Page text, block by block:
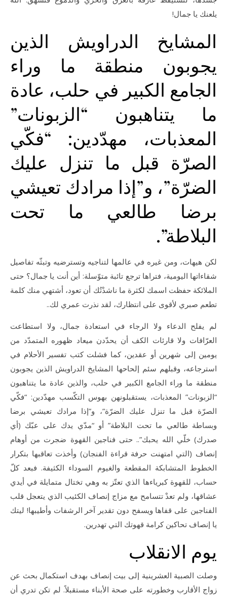
يلعنك يا جمال!
المشايخ الدراويش الذين
يجوبون منطقة ما وراء
الجامع الكبير في حلب، عادة
ما يتناهبون “الزبونات”
المعذبات، مهدّدين: “فكّي
الصرّة قبل ما تنزل عليك
الضرّة”، و”إذا مرادك تعيشي
برضا طالعي ما تحت
البلاطة”.
لكن هيهات، ومن غيره في عالمها لتناجيه وتسترضيه وتبثّه تفاصيل
شقاءاتها اليومية، فتراها ترجع تائبة متوّسلة: أين أنت يا جمال؟ حتى
الملائكة حفظت اسمك لكثرة ما ناشدْتُك أن تعود، أشتهي منك كلمة
تطعم صبري لأقوى على انتظارك، لقد نذرت عمري لك..
لم يفلح الدعاء ولا الرجاء في استعادة جمال، ولا استطاعت
العرّافات ولا قارئات الكف أن يحدّدن ميعاد ظهوره المتمدّد من
يومين إلى شهرين أو عقدين، كما فشلت كتب تفسير الأحلام في
استرجاعه، وقبلهم سئم إلحاحها المشايخ الدراويش الذين يجوبون
منطقة ما وراء الجامع الكبير في حلب، والذين عادة ما يتناهبون
“الزبونات” المعذبات، يستقبلونهن بهوس التكّسب مهدّدين: “فكّي
الصرّة قبل ما تنزل عليك الضرّة”، و”إذا مرادك تعيشي برضا
وبساطة طالعي ما تحت البلاطة” أو “مدّي يدك على عبّك (أي
صدرك) خلّي الله يحبك”.. حتى فناجين القهوة ضجرت من أوهام
إنصاف (التي امتهنت حرفة قراءة الفنجان) وأخذت تعاقبها بتكرار
الخطوط المتشابكة المقطعة والغيوم السوداء الكثيفة. فبعد كلّ
حساب، للقهوة كبرياءها الذي تعتّز به وهي تختال متمايلة في أيدي
عشاقها، ولم تعدْ تتسامح مع مزاج إنصاف الكئيب الذي يتعجل قلب
الفناجين على قفاها ويسفح دون تقدير آخر الرشفات وأطيبها! ليتك
يا إنصاف تحاكين كرامة قهوتك التي تهدرين.
يوم الانقلاب
وصلت الصبية العشرينية إلى بيت إنصاف بهدف استكمال بحث عن
زواج الأقارب وخطورته على صحة الأبناء مستقبلاً. لم تكن تدري أن